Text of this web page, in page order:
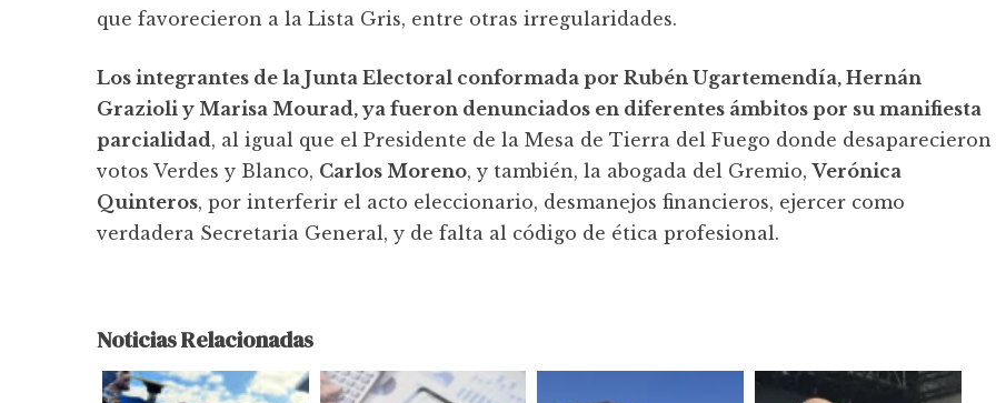
que favorecieron a la Lista Gris, entre otras irregularidades.
Los integrantes de la Junta Electoral conformada por Rubén Ugartemendía, Hernán
Grazioli y Marisa Mourad, ya fueron denunciados en diferentes ámbitos por su manifiesta
parcialidad, al igual que el Presidente de la Mesa de Tierra del Fuego donde desaparecieron
votos Verdes y Blanco, Carlos Moreno, y también, la abogada del Gremio,Verónica
Quinteros, por interferir el acto eleccionario, desmanejos financieros, ejercer como
verdadera Secretaria General, y de falta al código de ética profesional.
Noticias Relacionadas